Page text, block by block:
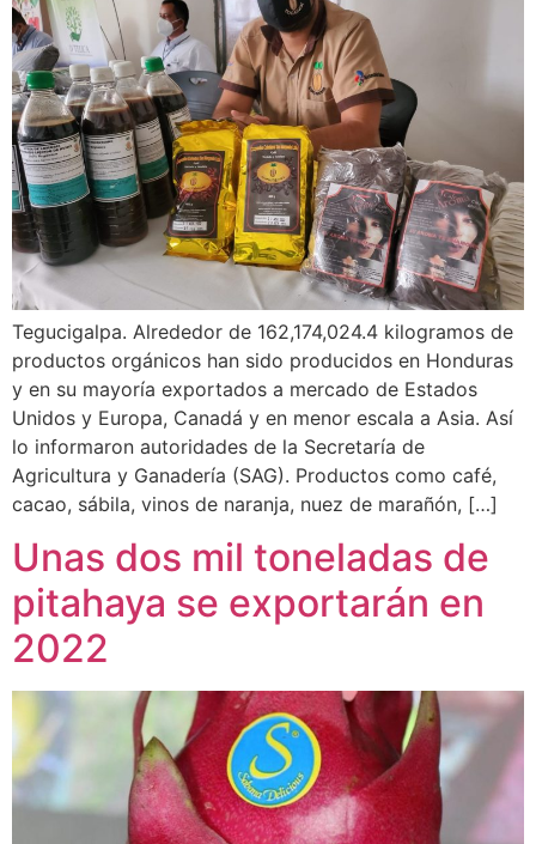
Tegucigalpa. Alrededor de 162,174,024.4 kilogramos de
productos orgánicos han sido producidos en Honduras
y en su mayoría exportados a mercado de Estados
Unidos y Europa, Canadá y en menor escala a Asia. Así
lo informaron autoridades de la Secretaría de
Agricultura y Ganadería (SAG). Productos como café,
cacao, sábila, vinos de naranja, nuez de marañón, […]
Unas dos mil toneladas de
pitahaya se exportarán en
2022